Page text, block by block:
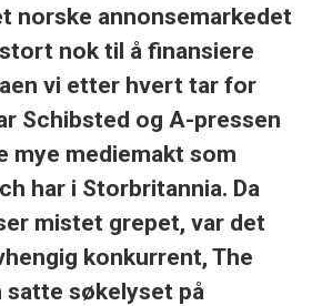
norske annonsemarkedet
nok til å finansiere
vi etter hvert tar for
Schibsted og A-pressen
mye mediemakt som
har i Storbritannia. Da
mistet grepet, var det
konkurrent, The
satte søkelyset på